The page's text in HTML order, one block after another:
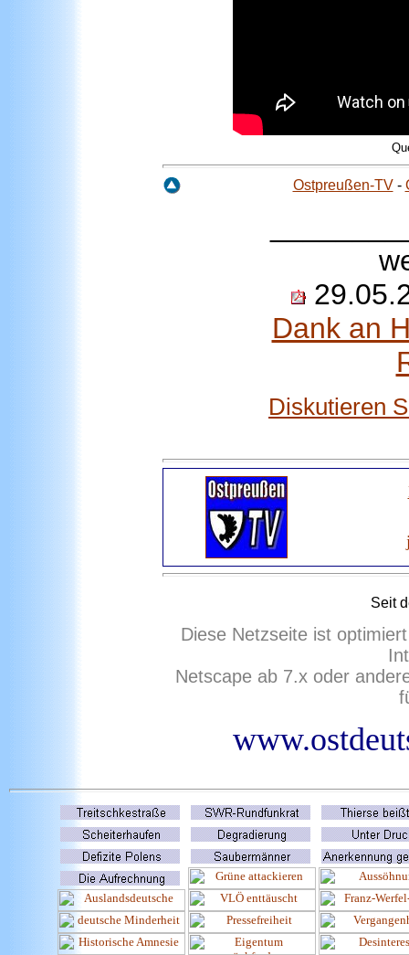
Ostpreußen-TV-
Dank an
Diskutieren
Seit
Diese Netzseite ist
Netscape ab 7.x oder